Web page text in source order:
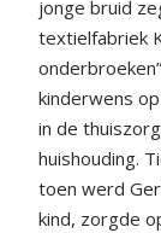
jonge bruid
textielfabriek
kinderwens
in de
huishouding.
toen werd
kind, zorgde